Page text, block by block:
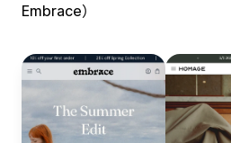
Embrace）